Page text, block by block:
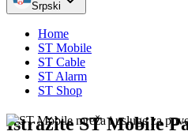
Srpski
Home
ST Mobile
ST Cable
ST Alarm
ST Shop
Istražite ST Mobile